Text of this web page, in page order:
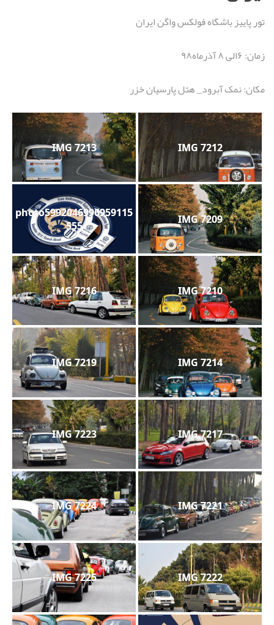
تور پاییز باشگاه فولکس واگن ایران
زمان: ۶الی ۸ آذرماه۹۸
مکان: نمک آبرود_ هتل پارسیان خزر
IMG 7212
IMG 7213
IMG 7209
photo5992046996959115
555
IMG 7210
IMG 7216
IMG 7214
IMG 7219
IMG 7217
IMG 7223
IMG 7221
IMG 7224
IMG 7222
IMG 7225